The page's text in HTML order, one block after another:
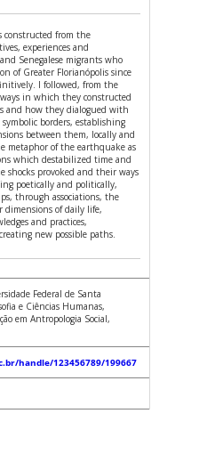
constructed from the
experiences and
Senegalese migrants who
of Greater Florianópolis since
I followed, from the
in which they constructed
and how they dialogued with
borders, establishing
between them, locally and
metaphor of the earthquake as
which destabilized time and
shocks provoked and their ways
poetically and politically,
through associations, the
dimensions of daily life,
and practices,
new possible paths.
Federal de Santa
e Ciências Humanas,
em Antropologia Social,
handle/123456789/199667